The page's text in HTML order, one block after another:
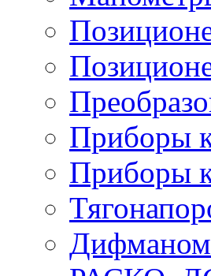
Приборы
Приборы